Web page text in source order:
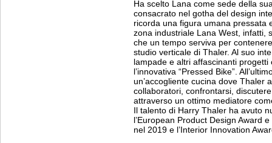
Ha scelto Lana come sede della
consacrato nel gotha del design
ricorda una figura umana pressata
zona industriale Lana West, infatti,
che un tempo serviva per
studio verticale di Thaler. Al suo
lampade e altri affascinanti
l’innovativa “Pressed Bike”.
un’accogliente cucina dove Thaler
collaboratori, confrontarsi,
attraverso un ottimo mediatore
Il talento di Harry Thaler ha avuto
l’European Product Design Award
nel 2019 e l’Interior Innovation